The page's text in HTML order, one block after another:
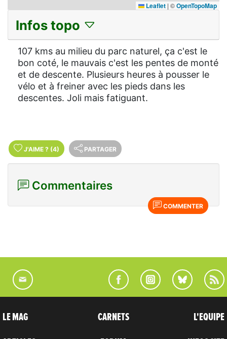
Leaflet | ©OpenTopoMap
Infos topo
107 kms au milieu du parc naturel, ça c'est le
bon coté, le mauvais c'est les pentes de monté
et de descente. Plusieurs heures à pousser le
vélo et à freiner avec les pieds dans les
descentes. Joli mais fatiguant.
J'AIME ? (4) PARTAGER
Commentaires
COMMENTER
LE MAG CARNETS L'EQUIPE